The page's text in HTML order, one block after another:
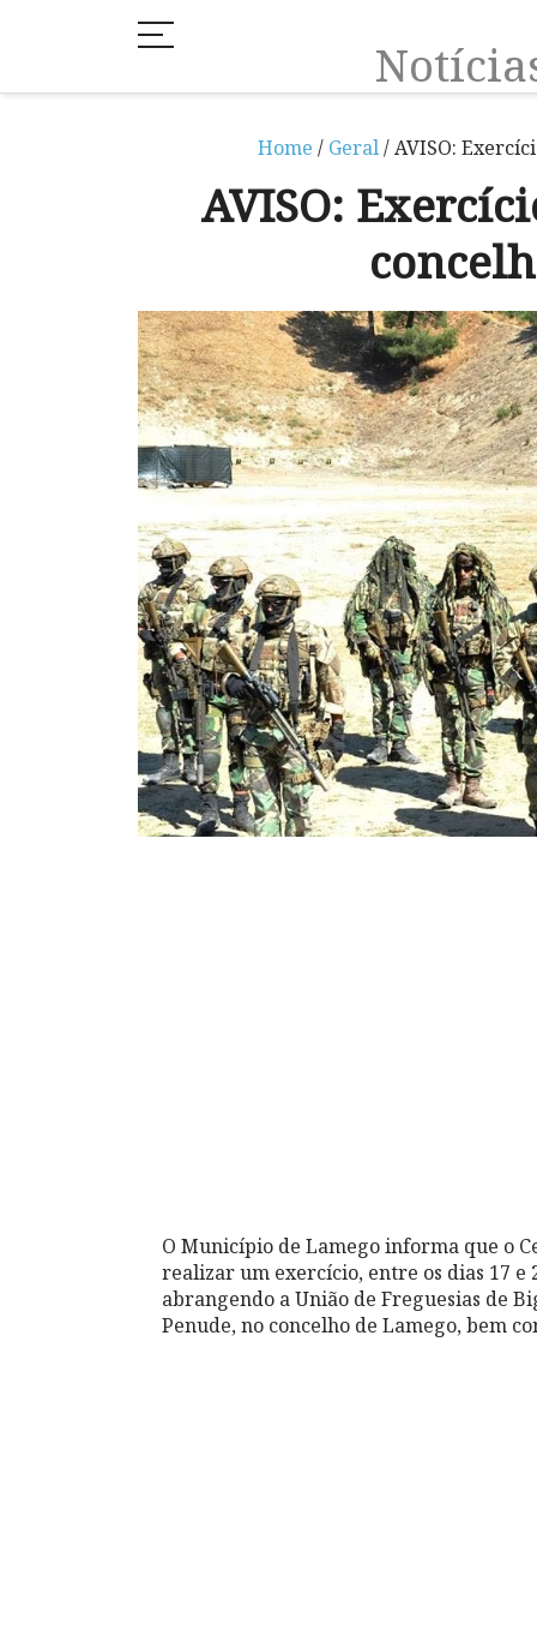
Home / Geral/ AVISO:
AVISO:
O Município de Lamego informa que o
realizar um exercício, entre os dias 17
abrangendo a União de Freguesias de
Penude, no concelho de Lamego, bem